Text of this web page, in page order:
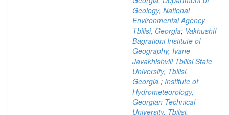
Geology, National
Environmental Agency,
Tbilisi, Georgia; Vakhushti
Bagrationi Institute of
Geography, Ivane
Javakhishvili Tbilisi State
University, Tbilisi,
Georgia.; Institute of
Hydrometeorology,
Georgian Technical
University, Tbilisi,